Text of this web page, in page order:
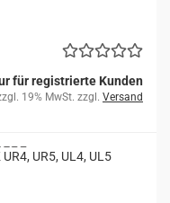
für registrierte Kunden
19% MwSt. zzgl. Versand
UR5, UL4, UL5